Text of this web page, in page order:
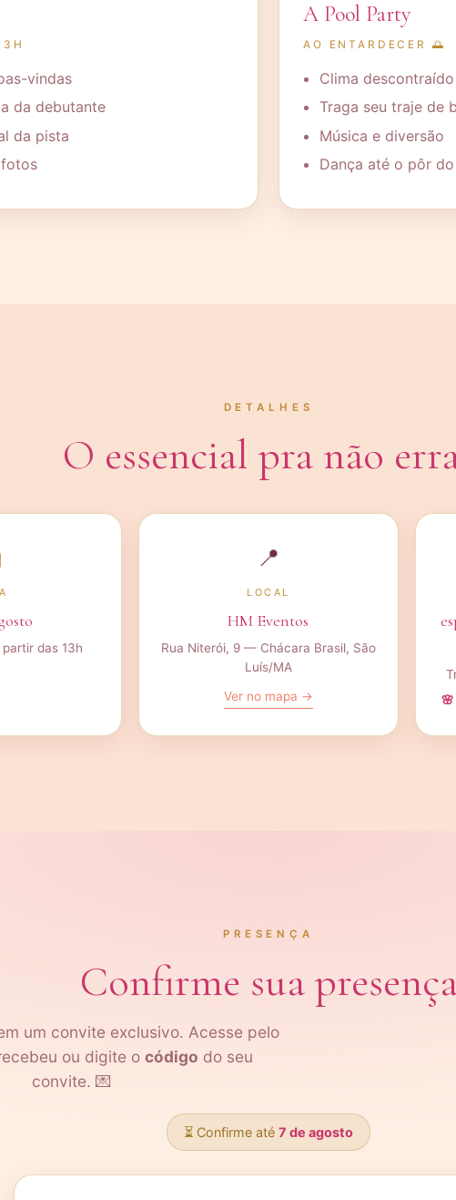
vindas
da debutante
da pista
A Pool Party
AO ENTARDECER 🌅
Clima
Traga seu traje de
Música e diversão
Dança até o pôr
DETALHES
O essencial pra não
partir das 13h
📍
LOCAL
HM Eventos
Rua Niterói, 9 — Chácara Brasil, São
Luís/MA
Ver no mapa →
PRESENÇA
Confirme sua
um convite exclusivo. Acesse pelo
ou digite o código do seu
convite. 💌
⏳ Confirme até 7 de agosto